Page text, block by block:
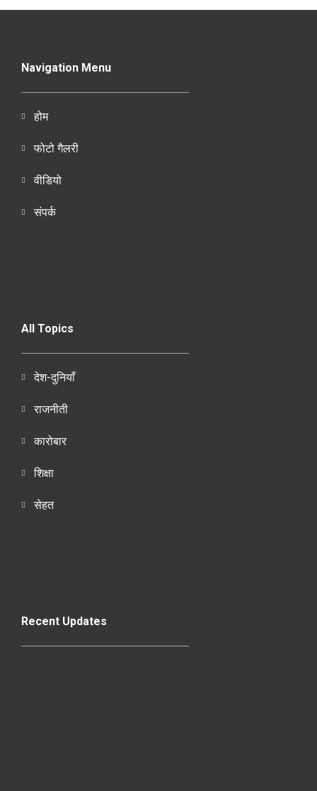
Navigation Menu
होम
फोटो गैलरी
वीडियो
संपर्क
All Topics
देश-दुनियाँ
राजनीती
कारोबार
शिक्षा
सेहत
Recent Updates